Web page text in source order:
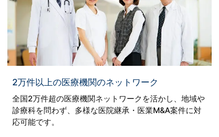
2万件以上の医療機関のネットワーク
全国2万件超の医療機関ネットワークを活かし、地域や
診療科を問わず、多様な医院継承・医業M&A案件に対
応可能です。